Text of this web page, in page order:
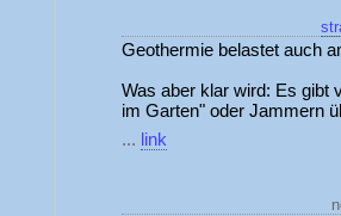
Geothermie belastet auch
Was aber klar wird: Es gibt
im Garten" oder Jammern
... link